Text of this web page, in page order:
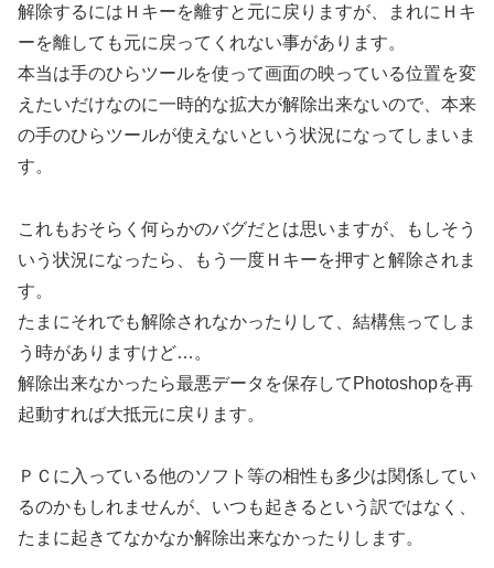
解除するにはＨキーを離すと元に戻りますが、まれにＨキ
ーを離しても元に戻ってくれない事があります。
本当は手のひらツールを使って画面の映っている位置を変
えたいだけなのに一時的な拡大が解除出来ないので、本来
の手のひらツールが使えないという状況になってしまいま
す。
これもおそらく何らかのバグだとは思いますが、もしそう
いう状況になったら、もう一度Ｈキーを押すと解除されま
す。
たまにそれでも解除されなかったりして、結構焦ってしま
う時がありますけど…。
解除出来なかったら最悪データを保存してPhotoshopを再
起動すれば大抵元に戻ります。
ＰＣに入っている他のソフト等の相性も多少は関係してい
るのかもしれませんが、いつも起きるという訳ではなく、
たまに起きてなかなか解除出来なかったりします。